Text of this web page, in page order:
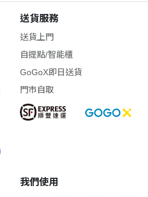
送貨服務
送貨上門
自提點/智能櫃
GoGoX即日送貨
門市自取
我們使用